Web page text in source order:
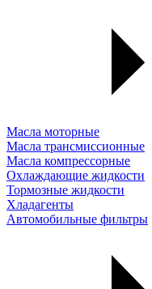
Масла моторные
Масла трансмиссионные
Масла компрессорные
Охлаждающие жидкости
Тормозные жидкости
Хладагенты
Автомобильные фильтры